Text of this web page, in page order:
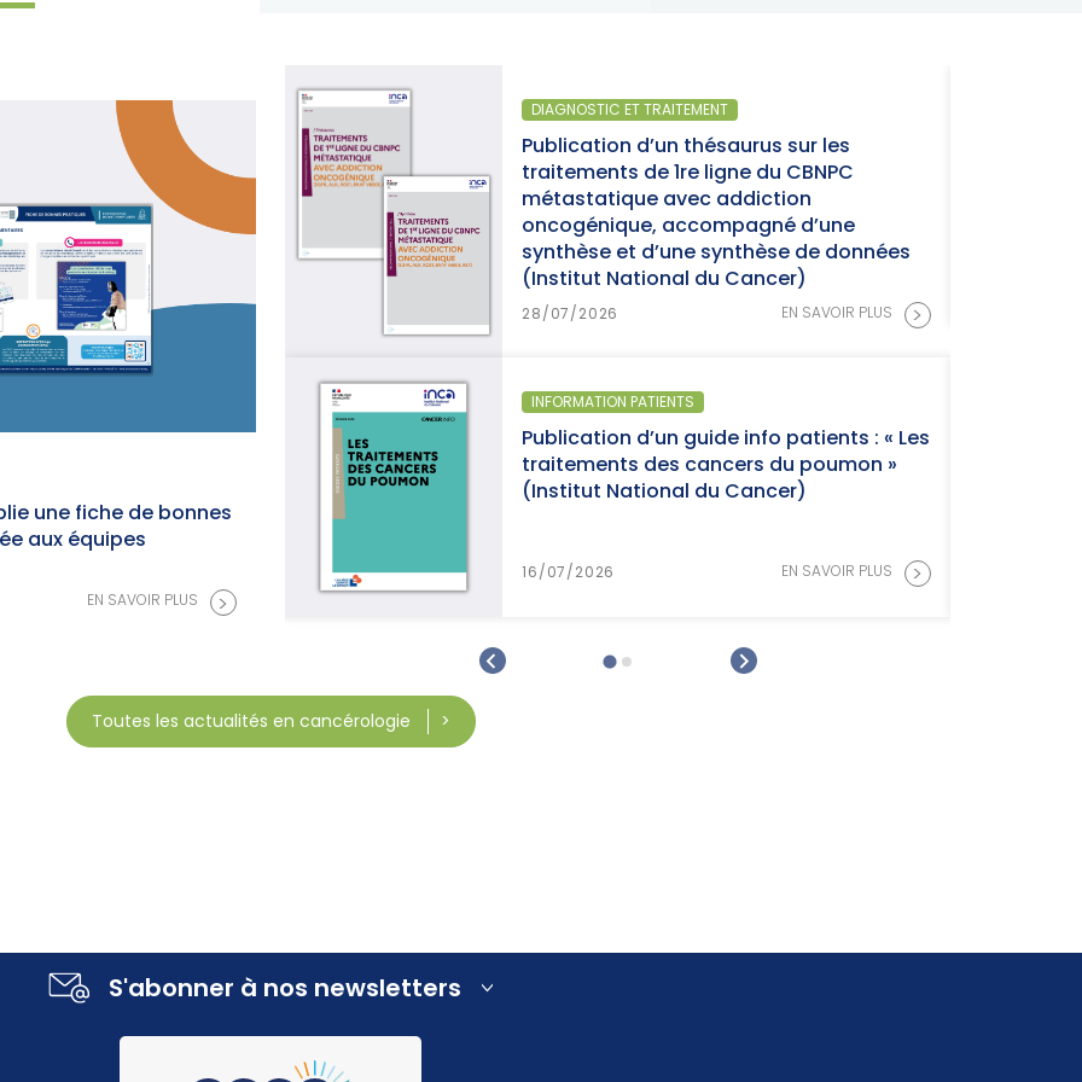
une fiche de bonnes
aux équipes
EN SAVOIR PLUS >
DIAGNOSTIC ET TRAITEMENT
Publication d’un thésaurus sur les
traitements de 1re ligne du CBNPC
métastatique avec addiction
oncogénique, accompagné d’une
synthèse et d’une synthèse de données
(Institut National du Cancer)
28/07/2026
Publication d’un guide info patients : « Les
traitements des cancers du poumon »
EN SAVOIR PLUS >
SANTÉ PUBLIQUE
Parution du rapport d’activité 2025 « Une
année charnière pour la lutte contre les
cancers » (Institut National du Cancer)
15/07/2026
SANTÉ PUBLIQUE - ÉPIDÉMIOLOGIE
Parution du panorama des cancers en
France, édition 2026 (Institut National du
Cancer)
Toutes les actualités en cancérologie
S'abonner à nos newsletters